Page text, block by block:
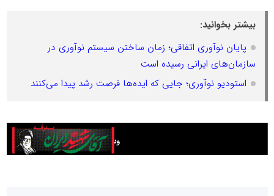
بیشتر بخوانید:
پایان نوآوری اتفاقی؛ زمان ساختن سیستم نوآوری در
سازمان‌های ایرانی رسیده است
استودیو نوآوری؛ جایی که ایده‌ها فرصت رشد پیدا می‌کنند